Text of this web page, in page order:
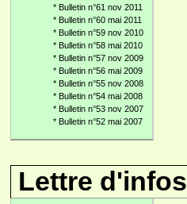
* Bulletin n°61 nov 2011
* Bulletin n°60 mai 2011
* Bulletin n°59 nov 2010
* Bulletin n°58 mai 2010
* Bulletin n°57 nov 2009
* Bulletin n°56 mai 2009
* Bulletin n°55 nov 2008
* Bulletin n°54 mai 2008
* Bulletin n°53 nov 2007
* Bulletin n°52 mai 2007
Lettre d'infos